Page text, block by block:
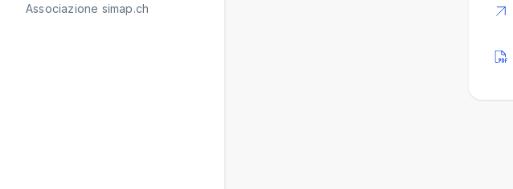
Associazione simap.ch